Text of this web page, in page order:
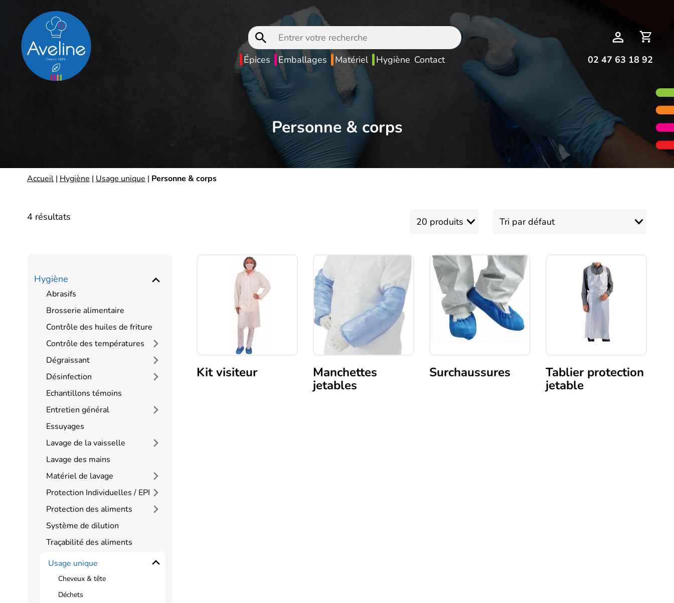
Entrer
votre
recherche
Mon
devis
Épices Emballages Matériel Hygiène Contact 02 47 63 18 92
Personne & corps
Accueil| Hygiène | Usage unique | Personne & corps
4 résultats
Hygiène
Abrasifs
Brosserie alimentaire
Contrôle des huiles de friture
Contrôle des températures
Dégraissant
Désinfection
Echantillons témoins
Entretien général
Essuyages
Lavage de la vaisselle
Lavage des mains
Matériel de lavage
Protection Individuelles / EPI
Protection des aliments
Système de dilution
Traçabilité des aliments
Usage unique
Cheveux & tête
Déchets
Kit visiteur
Manchettes
jetables
Surchaussures
Tablier protection
jetable